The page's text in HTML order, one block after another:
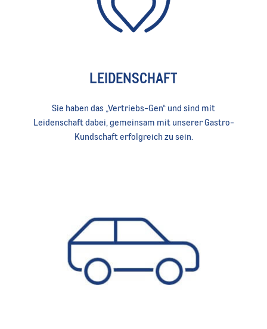
LEIDENSCHAFT
Sie haben das „Vertriebs-Gen“ und sind mit
Leidenschaft dabei, gemeinsam mit unserer Gastro-
Kundschaft erfolgreich zu sein.